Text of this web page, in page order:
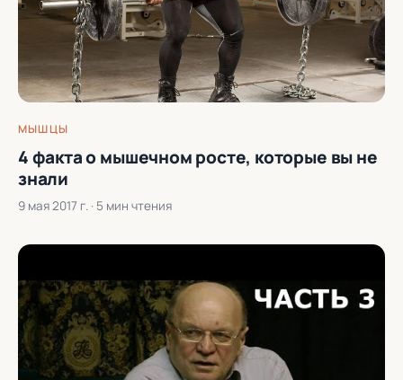
МЫШЦЫ
4 факта о мышечном росте, которые вы не
знали
9 мая 2017 г. · 5 мин чтения